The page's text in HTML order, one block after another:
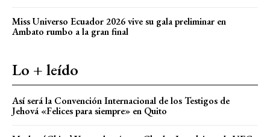
Miss Universo Ecuador 2026 vive su gala preliminar en
Ambato rumbo a la gran final
Lo + leído
Así será la Convención Internacional de los Testigos de
Jehová «Felices para siempre» en Quito